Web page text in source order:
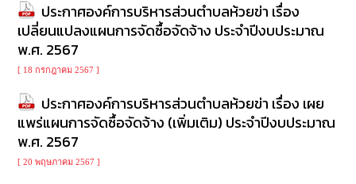
ประกาศองค์การบริหารส่วนตำบลห้วยข่า เรื่อง
เปลี่ยนแปลงแผนการจัดซื้อจัดจ้าง ประจำปีงบประมาณ
พ.ศ. 2567
[ 18 กรกฎาคม 2567 ]
ประกาศองค์การบริหารส่วนตำบลห้วยข่า เรื่อง เผย
แพร่แผนการจัดซื้อจัดจ้าง (เพิ่มเติม) ประจำปีงบประมาณ
พ.ศ. 2567
[ 20 พฤษภาคม 2567 ]